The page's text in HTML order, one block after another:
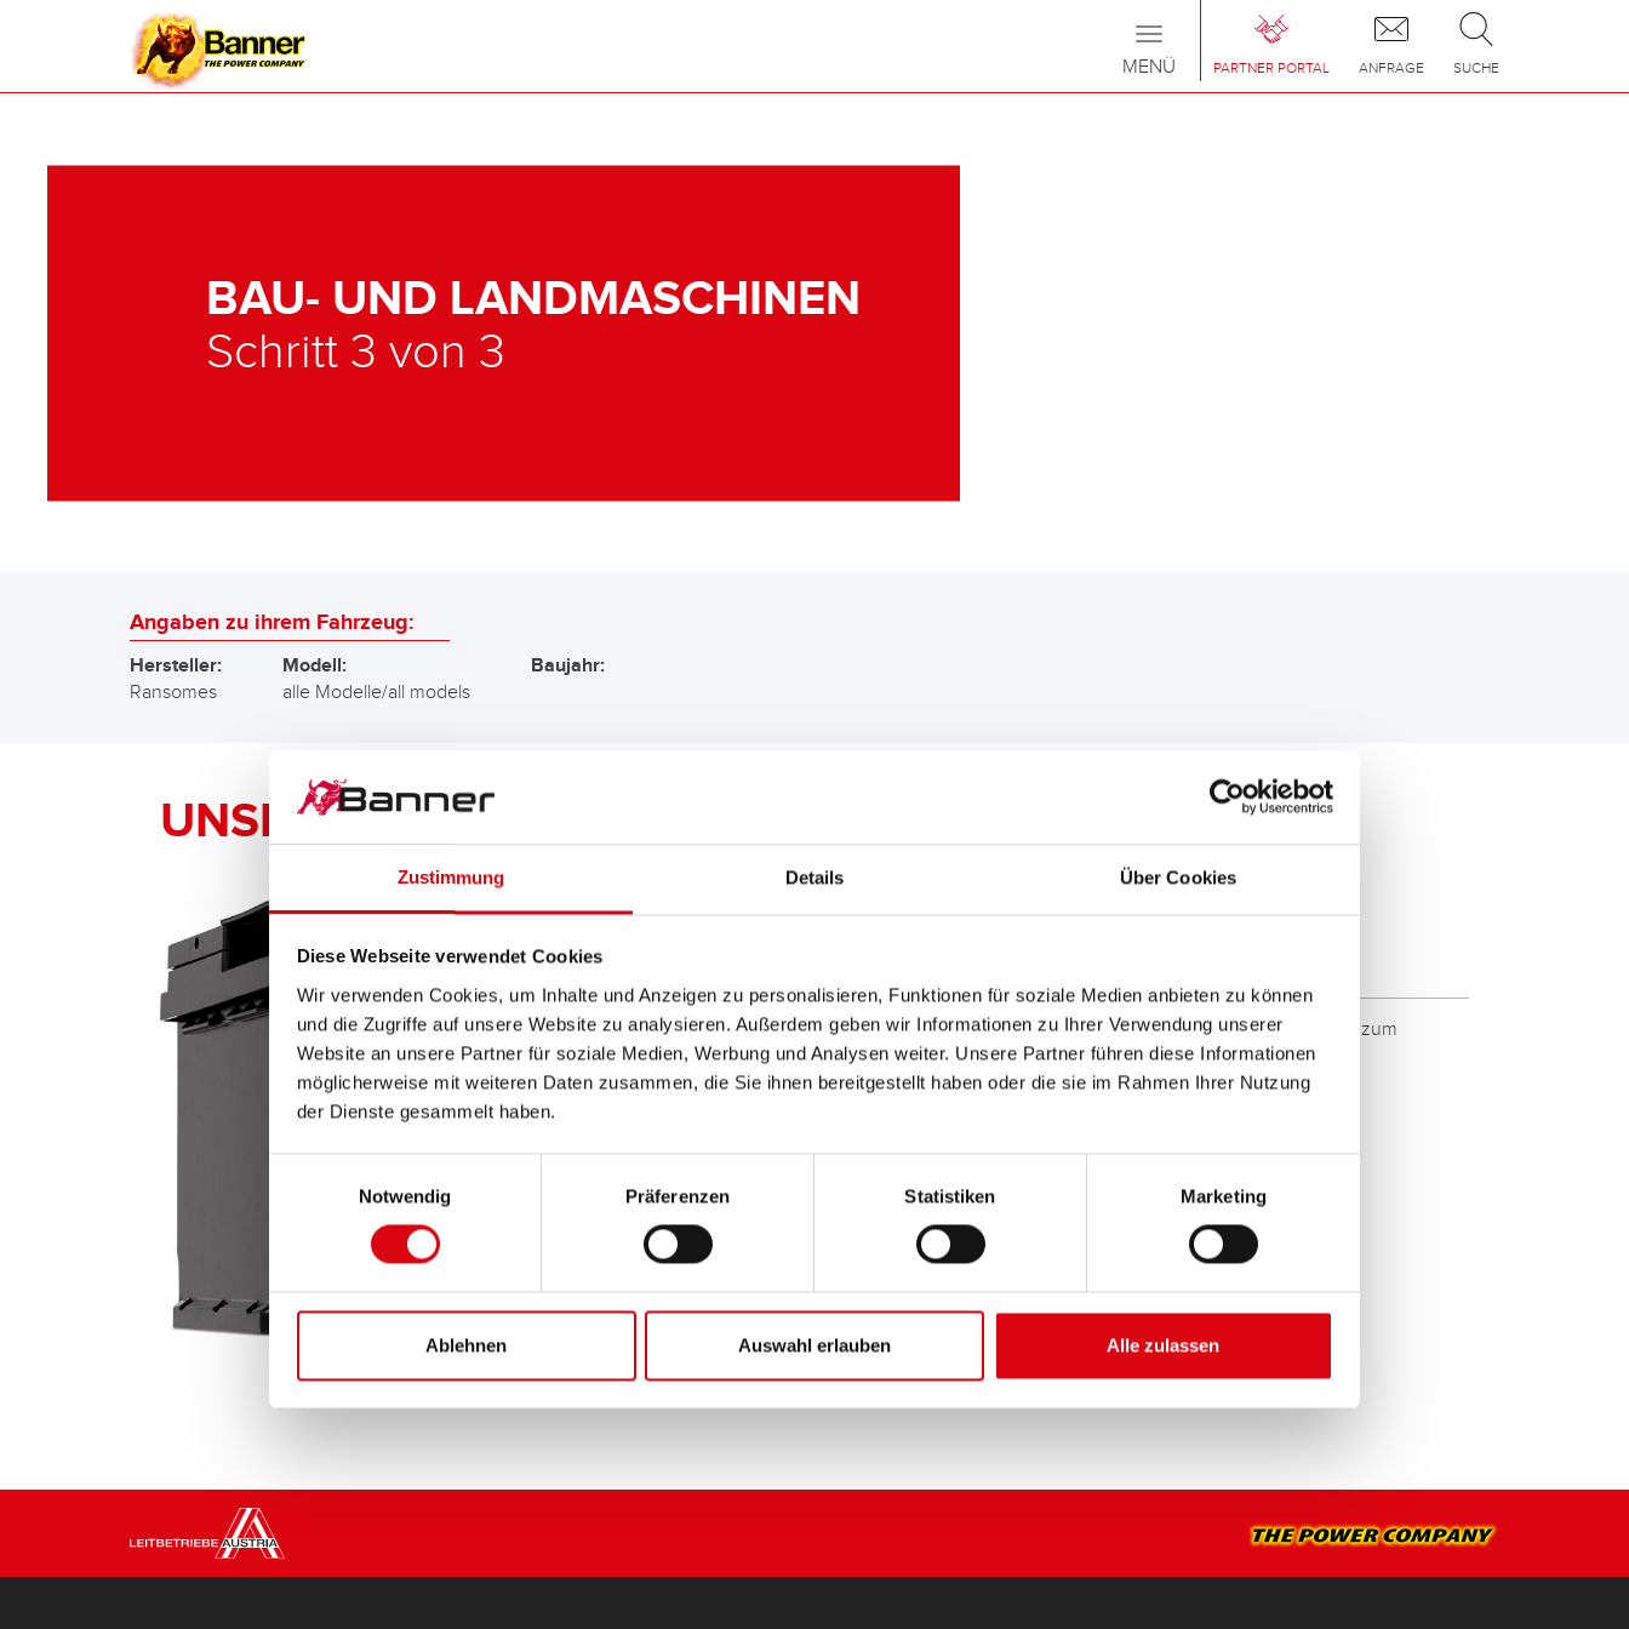
Zustimmung Details Über Cookies
Diese Webseite verwendet Cookies
Wir verwenden Cookies, um Inhalte und Anzeigen zu personalisieren, Funktionen für soziale Medien anbieten zu können
und die Zugriffe auf unsere Website zu analysieren. Außerdem geben wir Informationen zu Ihrer Verwendung unserer
Website an unsere Partner für soziale Medien, Werbung und Analysen weiter. Unsere Partner führen diese Informationen
möglicherweise mit weiteren Daten zusammen, die Sie ihnen bereitgestellt haben oder die sie im Rahmen Ihrer Nutzung
der Dienste gesammelt haben.
Notwendig
Präferenzen Statistiken Marketing
Ablehnen Auswahl erlauben Alle zulassen
PARTNER PORTAL ANFRAGE SUCHE
Toggle
navigation
MENÜ
BAU- UND LANDMASCHINEN
Schritt 3 von 3
Angaben zu ihrem Fahrzeug:
Hersteller:
Ransomes
Modell:
alle Modelle/all models
Baujahr:
UNSERE Banner EMPFEHLUNG FÜR SIE:
Power Bull SLI
Das Aushängeschild der Banner Markenqualität. Originalqualität zum
Nachrüsten (OE).
Diese Batterie kaufen:
HÄNDLER & EINBAUSERVICE >